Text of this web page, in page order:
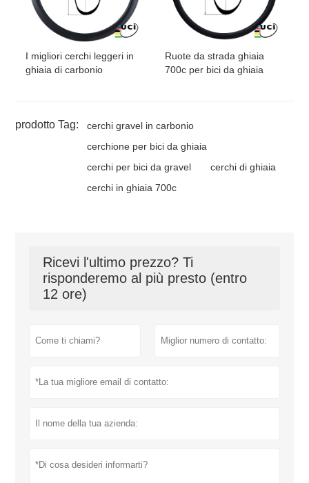
I migliori cerchi leggeri in
ghiaia di carbonio
Ruote da strada ghiaia
700c per bici da ghiaia
prodotto Tag:
cerchi gravel in carbonio
cerchione per bici da ghiaia
cerchi per bici da gravel
cerchi di ghiaia
cerchi in ghiaia 700c
Ricevi l'ultimo prezzo? Ti
risponderemo al più presto (entro
12 ore)